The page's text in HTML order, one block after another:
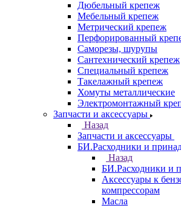
Дюбельный крепеж
Мебельный крепеж
Метрический крепеж
Перфорированный
Саморезы, шурупы
Сантехнический крепеж
Специальный крепеж
Такелажный крепеж
Хомуты металлические
Электромонтажный
Запчасти и аксессуары
Назад
Запчасти и аксессуары
БИ.Расходники и
Назад
БИ.Расходники и
Аксессуары к
компрессорам
Масла